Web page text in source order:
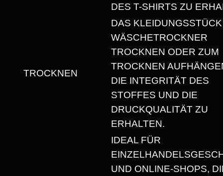
N
DES T-SHIRTS ZU
TROCKNEN
DAS
WÄSCHETROCKNER
TROCKNEN ODER ZUM
TROCKNEN
DIE INTEGRITÄT DES
STOFFES UND DIE
DRUCKQUALITÄT ZU
ERHALTEN.
IDEAL FÜR
UND ONLINE-SHOPS,